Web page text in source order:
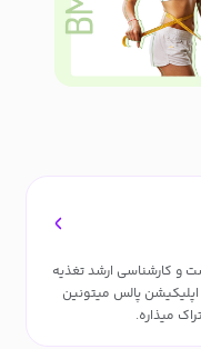
کارشناسی ارشد تغذیه
پالس میتونین
میذاره.